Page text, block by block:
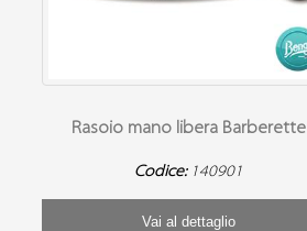
Rasoio mano libera Barberette
Codice: 140901
Vai al dettaglio